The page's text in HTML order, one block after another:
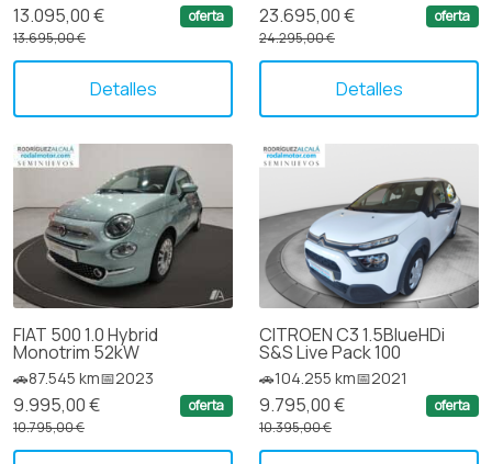
13.095,00 €
13.695,00 €
oferta
Detalles
23.695,00 €
24.295,00 €
oferta
Detalles
FIAT 500 1.0 Hybrid
Monotrim 52kW
🚗87.545 km📅2023
9.995,00 €
10.795,00 €
oferta
CITROEN C3 1.5BlueHDi
S&S Live Pack 100
🚗104.255 km📅2021
9.795,00 €
10.395,00 €
oferta